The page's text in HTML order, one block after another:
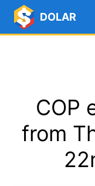
DOLAR
COP
from